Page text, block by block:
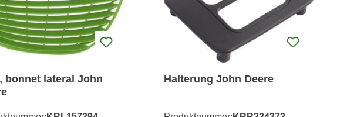
bonnet lateral John
Halterung John Deere